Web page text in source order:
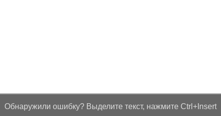
Обнаружили ошибку? Выделите текст, нажмите Ctrl+Insert